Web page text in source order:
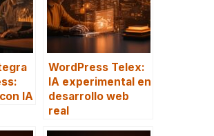
IA
WordPress Telex:
IA experimental en
desarrollo web
real